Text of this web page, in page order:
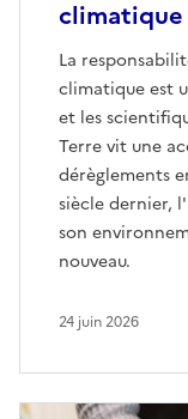
climatique
La
climatique est
et les
Terre vit une
dérèglements
siècle dernier,
son
nouveau.
24 juin 2026